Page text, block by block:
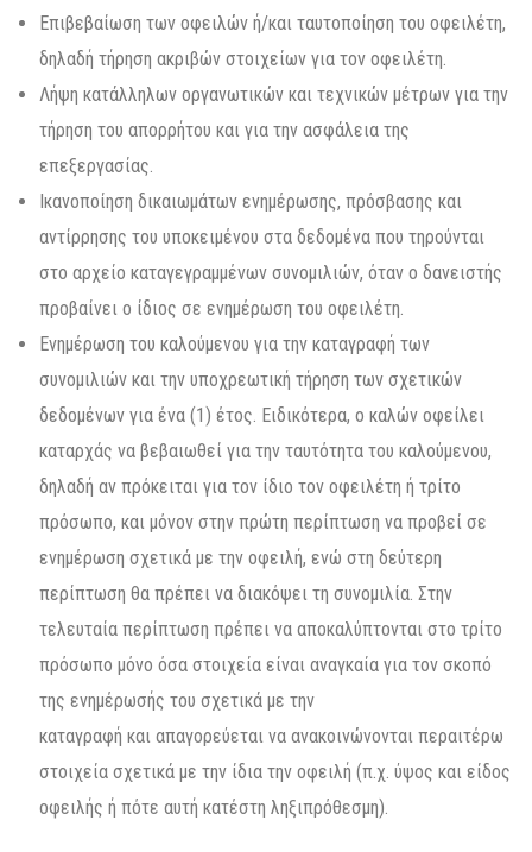
Επιβεβαίωση των οφειλών ή/και ταυτοποίηση του οφειλέτη,
δηλαδή τήρηση ακριβών στοιχείων για τον οφειλέτη.
Λήψη κατάλληλων οργανωτικών και τεχνικών μέτρων για την
τήρηση του απορρήτου και για την ασφάλεια της
επεξεργασίας.
Ικανοποίηση δικαιωμάτων ενημέρωσης, πρόσβασης και
αντίρρησης του υποκειμένου στα δεδομένα που τηρούνται
στο αρχείο καταγεγραμμένων συνομιλιών, όταν ο δανειστής
προβαίνει ο ίδιος σε ενημέρωση του οφειλέτη.
Ενημέρωση του καλούμενου για την καταγραφή των
συνομιλιών και την υποχρεωτική τήρηση των σχετικών
δεδομένων για ένα (1) έτος. Ειδικότερα, ο καλών οφείλει
καταρχάς να βεβαιωθεί για την ταυτότητα του καλούμενου,
δηλαδή αν πρόκειται για τον ίδιο τον οφειλέτη ή τρίτο
πρόσωπο, και μόνον στην πρώτη περίπτωση να προβεί σε
ενημέρωση σχετικά με την οφειλή, ενώ στη δεύτερη
περίπτωση θα πρέπει να διακόψει τη συνομιλία. Στην
τελευταία περίπτωση πρέπει να αποκαλύπτονται στο τρίτο
πρόσωπο μόνο όσα στοιχεία είναι αναγκαία για τον σκοπό
της ενημέρωσής του σχετικά με την
καταγραφή και απαγορεύεται να ανακοινώνονται περαιτέρω
στοιχεία σχετικά με την ίδια την οφειλή (π.χ. ύψος και είδος
οφειλής ή πότε αυτή κατέστη ληξιπρόθεσμη).